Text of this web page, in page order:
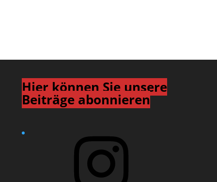
Hier können Sie unsere
Beiträge abonnieren